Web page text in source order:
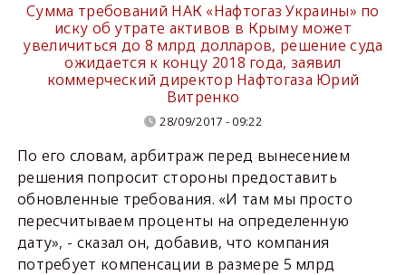
Сумма требований НАК «Нафтогаз Украины» по
иску об утрате активов в Крыму может
увеличиться до 8 млрд долларов, решение суда
ожидается к концу 2018 года, заявил
коммерческий директор Нафтогаза Юрий
Витренко
28/09/2017 - 09:22
По его словам, арбитраж перед вынесением
решения попросит стороны предоставить
обновленные требования. «И там мы просто
пересчитываем проценты на определенную
дату», - сказал он, добавив, что компания
потребует компенсации в размере 5 млрд